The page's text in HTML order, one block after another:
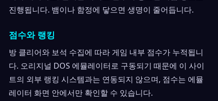
진행됩니다. 뱀이나 함정에 닿으면 생명이 줄어듭니다.
점수와 랭킹
방 클리어와 보석 수집에 따라 게임 내부 점수가 누적됩니
다. 오리지널 DOS 에뮬레이터로 구동되기 때문에 이 사이
트의 외부 랭킹 시스템과는 연동되지 않으며, 점수는 에뮬
레이터 화면 안에서만 확인할 수 있습니다.